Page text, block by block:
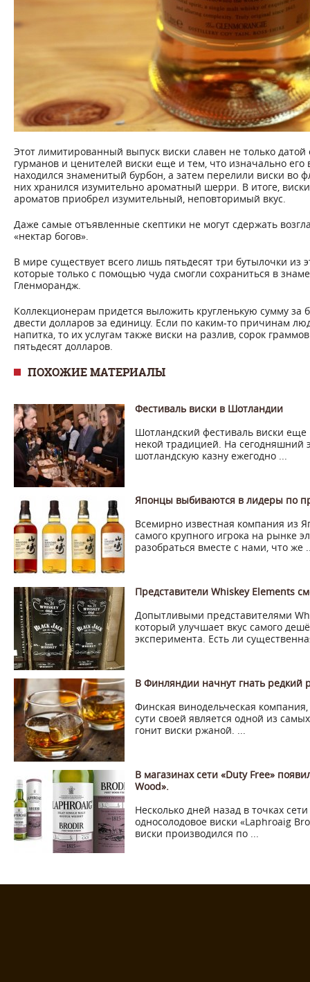
Этот лимитированный выпуск виски славен не только
гурманов и ценителей виски еще и тем, что изначально
находился знаменитый бурбон, а затем перелили виски во
них хранился изумительно ароматный шерри. В итоге,
ароматов приобрел изумительный, неповторимый вкус.
Даже самые отъявленные скептики не могут сдержать
«нектар богов».
В мире существует всего лишь пятьдесят три бутылочки из
которые только с помощью чуда смогли сохраниться в
Гленморандж.
Коллекционерам придется выложить кругленькую сумму за
двести долларов за единицу. Если по каким-то причинам
напитка, то их услугам также виски на разлив, сорок
пятьдесят долларов.
ПОХОЖИЕ МАТЕРИАЛЫ
Фестиваль виски в Шотландии
Шотландский фестиваль виски еще
некой традицией. На сегодняшний
шотландскую казну ежегодно ...
Японцы выбиваются в лидеры по
Всемирно известная компания из
самого крупного игрока на рынке
разобраться вместе с нами, что же
Представители Whiskey Elements
Допытливыми представителями
который улучшает вкус самого
эксперимента. Есть ли
В Финляндии начнут гнать редкий
Финская винодельческая
сути своей является одной из
гонит виски ржаной. ...
В магазинах сети «Duty Free»
Wood».
Несколько дней назад в точках
односолодовое виски «Laphroaig
виски производился по ...